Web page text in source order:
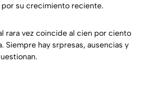
su crecimiento reciente.
rara vez coincide al cien por ciento
Siempre hay srpresas, ausencias y